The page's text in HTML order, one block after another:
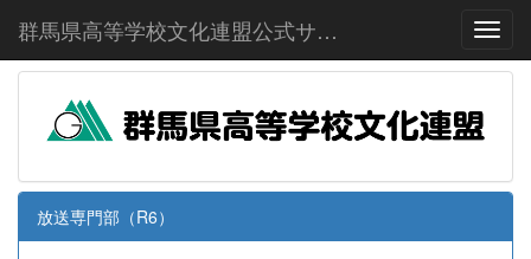
群馬県高等学校文化連盟公式サイト
放送専門部（R6）